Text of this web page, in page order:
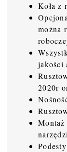
Koła z
można
jakości
2020r
Montaż